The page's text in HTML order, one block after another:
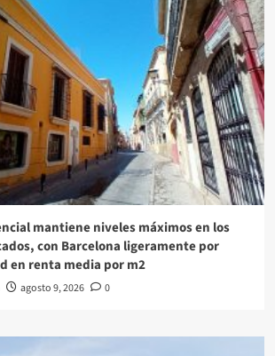
mantiene niveles máximos en los
con Barcelona ligeramente por
en renta media por m2
agosto 9, 2026 0